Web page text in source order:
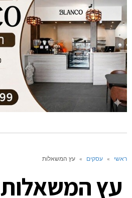
ראשי » עסקים » עץ המשאלות
עץ המשאלות